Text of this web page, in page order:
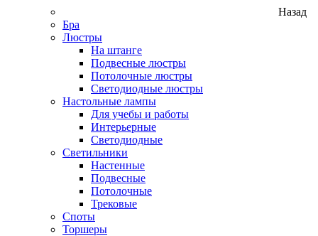
Назад
Бра
Люстры
На штанге
Подвесные люстры
Потолочные люстры
Светодиодные люстры
Настольные лампы
Для учебы и работы
Интерьерные
Светодиодные
Светильники
Настенные
Подвесные
Потолочные
Трековые
Споты
Торшеры